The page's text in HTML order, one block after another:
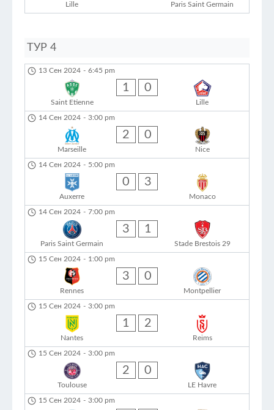
Lille Paris Saint Germain
ТУР 4
13 Сен 2024 - 6:45 pm
Saint Etienne
1 0
Lille
14 Сен 2024 - 3:00 pm
Marseille
2 0
Nice
14 Сен 2024 - 5:00 pm
Auxerre
0 3
Monaco
14 Сен 2024 - 7:00 pm
Paris Saint Germain
3 1
Stade Brestois 29
15 Сен 2024 - 1:00 pm
Rennes
3 0
Montpellier
15 Сен 2024 - 3:00 pm
Nantes
1 2
Reims
15 Сен 2024 - 3:00 pm
Toulouse
2 0
LE Havre
15 Сен 2024 - 3:00 pm